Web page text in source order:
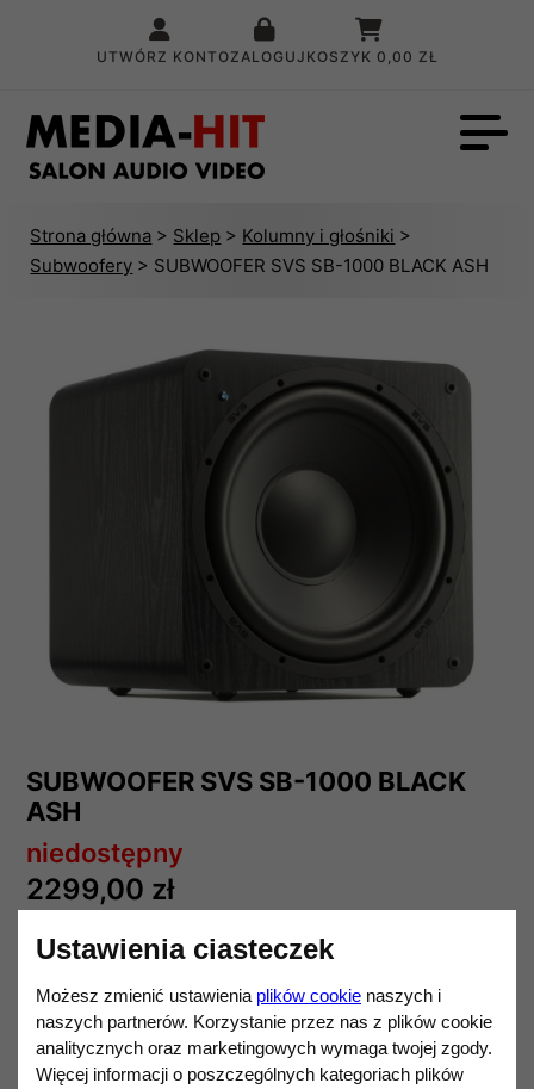
UTWÓRZ KONTOZALOGUJ KOSZYK 0,00 ZŁ
Strona główna > Sklep > Kolumny i głośniki >
Subwoofery > SUBWOOFER SVS SB-1000 BLACK ASH
SUBWOOFER SVS SB-1000 BLACK
ASH
niedostępny
2299,00 zł
SVS,432EVO
DO KOSZYKA
Ustawienia ciasteczek
Możesz zmienić ustawienia plików cookie naszych i
naszych partnerów. Korzystanie przez nas z plików cookie
analitycznych oraz marketingowych wymaga twojej zgody.
Więcej informacji o poszczególnych kategoriach plików